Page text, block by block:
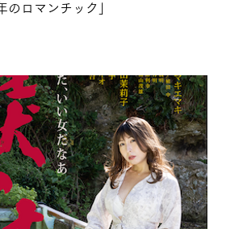
のロマンチック」